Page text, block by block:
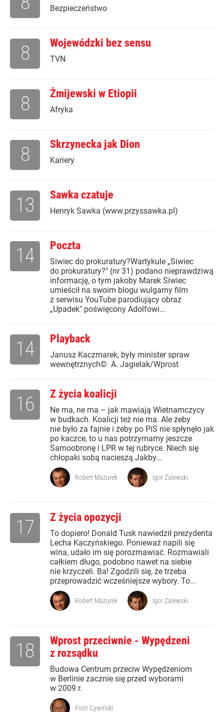
Bezpieczeństwo
Wojewódzki bez sensu
TVN
8
Żmijewski w Etiopii
Afryka
8
Skrzynecka jak Dion
Kariery
8
Sawka czatuje
Henryk Sawka (www.przyssawka.pl)
13
Poczta
Siwiec do prokuratury?Wartykule „Siwiec
do prokuratury?" (nr 31) podano nieprawdziwą
informację, o tym jakoby Marek Siwiec
umieścił na swoim blogu wulgarny film
z serwisu YouTube parodiujący obraz
„Upadek" poświęcony Adolfowi...
14
Playback
Janusz Kaczmarek, były minister spraw
wewnętrznych© A. Jagielak/Wprost
14
Z życia koalicji
Ne ma, ne ma – jak mawiają Wietnamczycy
w budkach. Koalicji też nie ma. Ale żeby
nie było za fajnie i żeby po PiS nie spłynęło jak
po kaczce, to u nas potrzymamy jeszcze
Samoobronę i LPR w tej rubryce. Niech się
chłopaki sobą nacieszą.Jakby...
16
Robert Mazurek Igor Zalewski
Z życia opozycji
To dopiero! Donald Tusk nawiedził prezydenta
Lecha Kaczyńskiego. Ponieważ napili się
wina, udało im się porozmawiać. Rozmawiali
całkiem długo, podobno nawet na siebie
nie krzyczeli. Ba! Zgodzili się, że trzeba
przeprowadzić wcześniejsze wybory. To...
17
Robert Mazurek Igor Zalewski
Wprost przeciwnie - Wypędzeni
z rozsądku
Budowa Centrum przeciw Wypędzeniom
w Berlinie zacznie się przed wyborami
w 2009 r.
18
Piotr Cywiński